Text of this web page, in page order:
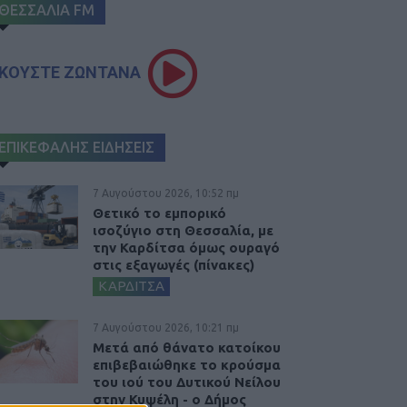
ΘΕΣΣΑΛΙΑ FM
ΖΩΝΤΑΝΑ
ΕΠΙΚΕΦΑΛΗΣ ΕΙΔΗΣΕΙΣ
7 Αυγούστου 2026, 10:52 πμ
Θετικό το εμπορικό
ισοζύγιο στη Θεσσαλία, με
την Καρδίτσα όμως ουραγό
στις εξαγωγές (πίνακες)
ΚΑΡΔΙΤΣΑ
7 Αυγούστου 2026, 10:21 πμ
Μετά από θάνατο κατοίκου
επιβεβαιώθηκε το κρούσμα
του ιού του Δυτικού Νείλου
στην Κυψέλη - ο Δήμος